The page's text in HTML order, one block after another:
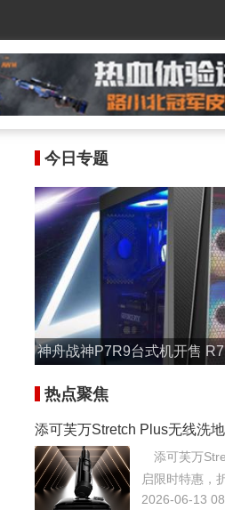
今日专题
神舟战神P7R9台式机开售
热点聚焦
添可芙万Stretch Plus无线洗
22000Pa售828元
添可芙万
启限时特惠，
手价仅为828
2026-06-13